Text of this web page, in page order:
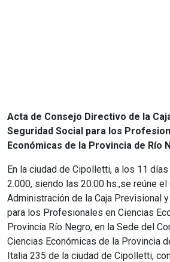
Acta de Consejo Directivo de la
Seguridad Social para los
Económicas de la Provincia de Río
En la ciudad de Cipolletti, a los 11
2.000, siendo las 20:00 hs.,se reúne el
Administración de la Caja Previsional
para los Profesionales en Ciencias
Provincia Río Negro, en la Sede del
Ciencias Económicas de la Provincia
Italia 235 de la ciudad de Cipolletti,